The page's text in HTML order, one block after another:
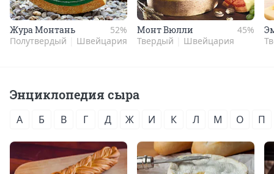
Жура Мон­тань
52%
Полутвердый
Швейцария
Монт Вюл­ли
45%
Твердый
Швейцария
Энциклопедия сыра
А Б В Г Д Ж И К Л М О П